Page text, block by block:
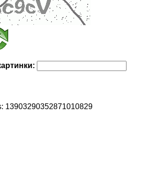
13903290352871010829